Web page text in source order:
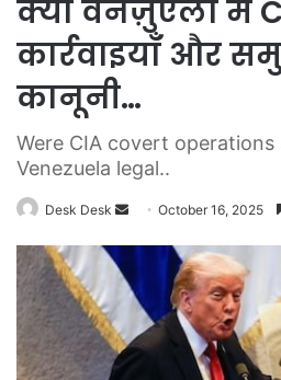
क्या वेनेज़ुएला में
कार्रवाइयाँ और
कानूनी…
Were CIA covert
Venezuela legal..
Desk Desk
SendOctober 16, 2025